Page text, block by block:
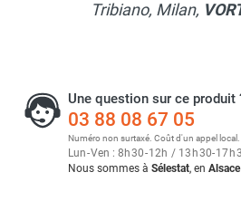
et radiant
aux pellets
infrarouge fixe mur et
Tribiano, Milan,
Une question sur ce produit
03 88 08 67 05
Numéro non surtaxé. Coût d'un appel local.
Lun-Ven : 8h30-12h / 13h30-17h
Nous sommes à Sélestat, en Alsace